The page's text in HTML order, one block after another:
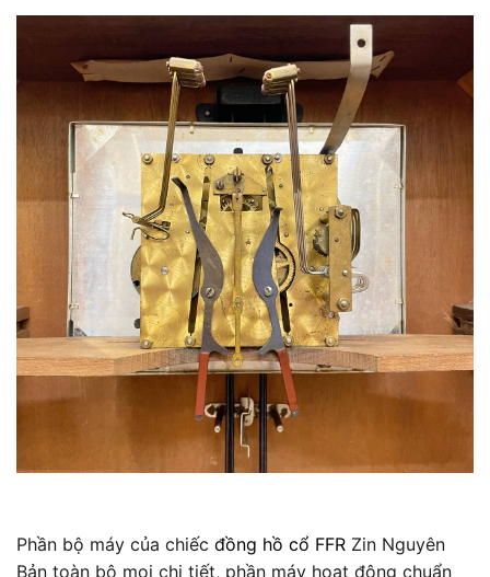
Phần bộ máy của chiếc đồng hồ cổ FFR Zin Nguyên
Bản toàn bộ mọi chi tiết, phần máy hoạt động chuẩn